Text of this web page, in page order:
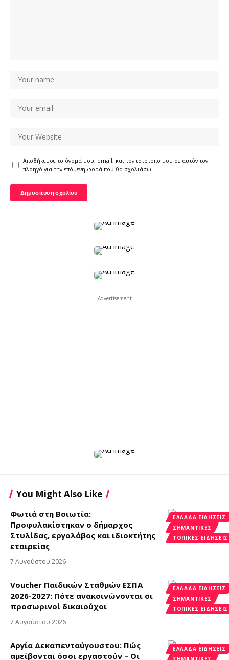
Αποθήκευσε το όνομά μου, email, και τον ιστότοπο μου σε αυτόν τον
πλοηγό για την επόμενη φορά που θα σχολιάσω.
- Advertisement -
You Might Also Like
ΕΛΛΆΔΑ ΕΙΔΉΣΕΙΣ
ΣΗΜΑΝΤΙΚΈΣ
ΤΟΠΙΚΈΣ ΕΙΔΉΣΕΙΣ
Φωτιά στη Βοιωτία:
Προφυλακίστηκαν ο δήμαρχος
Στυλίδας, εργολάβος και ιδιοκτήτης
εταιρείας
7 Αυγούστου 2026
ΕΛΛΆΔΑ ΕΙΔΉΣΕΙΣ
ΣΗΜΑΝΤΙΚΈΣ
ΤΟΠΙΚΈΣ ΕΙΔΉΣΕΙΣ
Voucher Παιδικών Σταθμών ΕΣΠΑ
2026-2027: Πότε ανακοινώνονται οι
προσωρινοί δικαιούχοι
7 Αυγούστου 2026
ΕΛΛΆΔΑ ΕΙΔΉΣΕΙΣ
Αργία Δεκαπενταύγουστου: Πώς
αμείβονται όσοι εργαστούν – Οι